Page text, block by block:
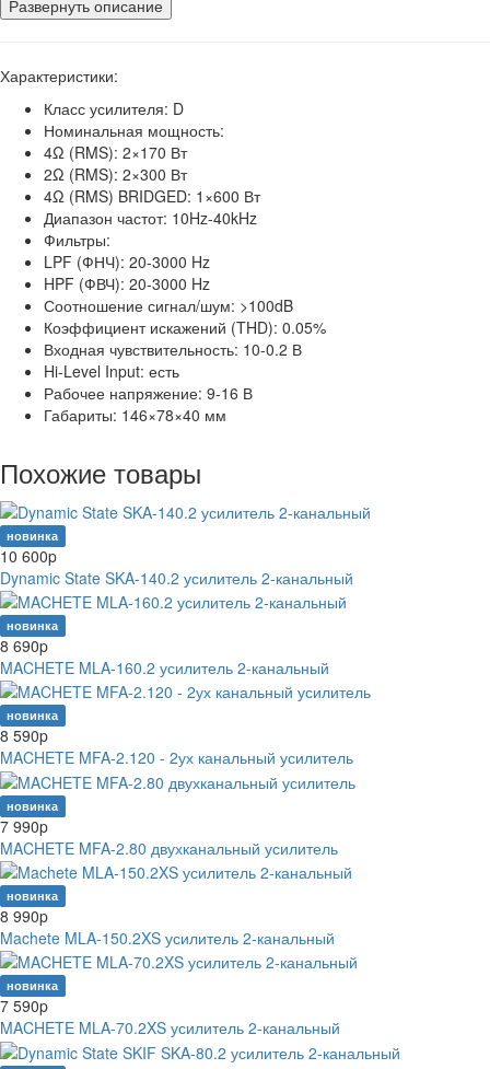
Развернуть описание
Характеристики:
Класс усилителя: D
Номинальная мощность:
4Ω (RMS): 2×170 Вт
2Ω (RMS): 2×300 Вт
4Ω (RMS) BRIDGED: 1×600 Вт
Диапазон частот: 10Hz-40kHz
Фильтры:
LPF (ФНЧ): 20-3000 Hz
HPF (ФВЧ): 20-3000 Hz
Соотношение сигнал/шум: >100dB
Коэффициент искажений (THD): 0.05%
Входная чувствительность: 10-0.2 В
Hi-Level Input: есть
Рабочее напряжение: 9-16 В
Габариты: 146×78×40 мм
Похожие товары
новинка
10 600p
Dynamic State SKA-140.2 усилитель 2-канальный
новинка
8 690p
MACHETE MLA-160.2 усилитель 2-канальный
новинка
8 590p
MACHETE MFA-2.120 - 2ух канальный усилитель
новинка
7 990p
MACHETE MFA-2.80 двухканальный усилитель
новинка
8 990p
Machete MLA-150.2XS усилитель 2-канальный
новинка
7 590p
MACHETE MLA-70.2XS усилитель 2-канальный